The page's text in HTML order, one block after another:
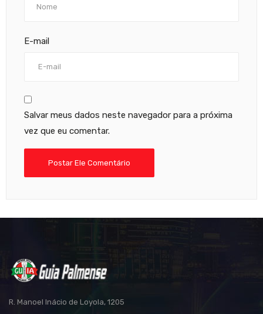
E-mail
Salvar meus dados neste navegador para a próxima
vez que eu comentar.
R. Manoel Inácio de Loyola, 1205